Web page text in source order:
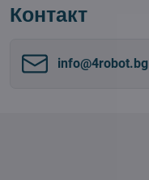
Контакт
info​@4robot​.bg